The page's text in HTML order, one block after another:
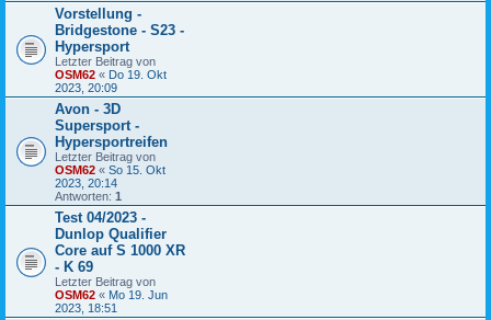
Vorstellung -
Bridgestone - S23 -
Hypersport
Letzter Beitrag von
OSM62 « Do 19. Okt
2023, 20:09
Avon - 3D
Supersport -
Hypersportreifen
Letzter Beitrag von
OSM62 « So 15. Okt
2023, 20:14
Antworten: 1
Test 04/2023 -
Dunlop Qualifier
Core auf S 1000 XR
- K 69
Letzter Beitrag von
OSM62 « Mo 19. Jun
2023, 18:51